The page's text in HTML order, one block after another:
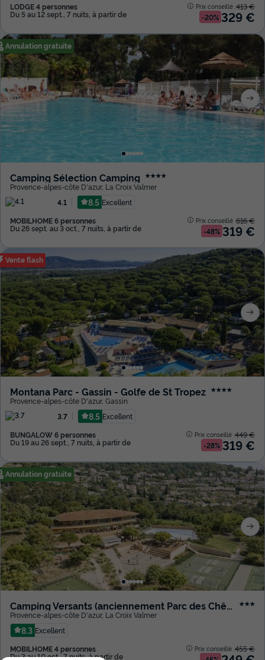
LODGE 4 personnes
Du 5 au 12 sept., 7 nuits, à partir de
Prix conseillé :413 €
-20% 329 €
Annulation gratuite
Camping Sélection Camping ★★★★
Provence-alpes-côte D'azur, La Croix Valmer
4.1
8.5 Excellent
MOBILHOME 6 personnes
Du 26 sept. au 3 oct., 7 nuits, à partir de
Prix conseillé :616 €
-48% 319 €
Vente flash
Montana Parc - Gassin - Golfe de St Tropez ★★★★
Provence-alpes-côte D'azur, Gassin
3.7
8.5 Excellent
BUNGALOW 6 personnes
Du 19 au 26 sept., 7 nuits, à partir de
Prix conseillé :449 €
-28% 319 €
Annulation gratuite
Camping Versants (anciennement Parc des Chênes) ★★★
Provence-alpes-côte D'azur, La Croix Valmer
8.3 Excellent
MOBILHOME 4 personnes
Du 3 au 10 oct., 7 nuits, à partir de
Prix conseillé :455 €